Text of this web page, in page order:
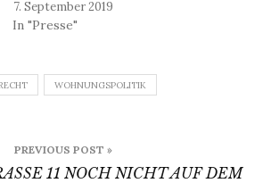
7. September 2019
In "Presse"
WOHNUNGSPOLITIK
PREVIOUS POST »
11 NOCH NICHT AUF DEM M